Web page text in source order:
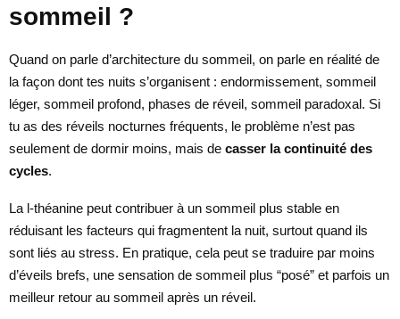
sommeil ?
Quand on parle d’architecture du sommeil, on parle en réalité de
la façon dont tes nuits s’organisent : endormissement, sommeil
léger, sommeil profond, phases de réveil, sommeil paradoxal. Si
tu as des réveils nocturnes fréquents, le problème n’est pas
seulement de dormir moins, mais de casser la continuité des
cycles.
La l-théanine peut contribuer à un sommeil plus stable en
réduisant les facteurs qui fragmentent la nuit, surtout quand ils
sont liés au stress. En pratique, cela peut se traduire par moins
d’éveils brefs, une sensation de sommeil plus “posé” et parfois un
meilleur retour au sommeil après un réveil.